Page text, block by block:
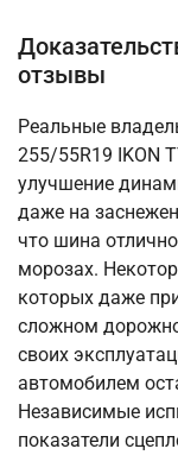
отзывы
Реальные
255/55R19 IKON
улучшение
даже на
что шина
морозах.
которых даже
сложном
своих
автомобилем
Независимые
показатели